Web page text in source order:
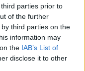
parties prior to
of the further
third parties on the
information may
the IAB’s List of
disclose it to other
.